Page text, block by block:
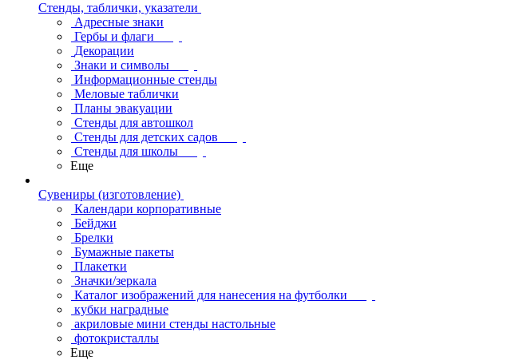
Стенды, таблички, указатели
Адресные знаки
Гербы и флаги
Декорации
Знаки и символы
Информационные стенды
Меловые таблички
Планы эвакуации
Стенды для автошкол
Стенды для детских садов
Стенды для школы
Еще
Сувениры (изготовление)
Календари корпоративные
Бейджи
Брелки
Бумажные пакеты
Плакетки
Значки/зеркала
Каталог изображений для нанесения на футболки
кубки наградные
акриловые мини стенды настольные
фотокристаллы
Еще